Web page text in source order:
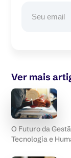
Ver mais
O Futuro da
Tecnologia e